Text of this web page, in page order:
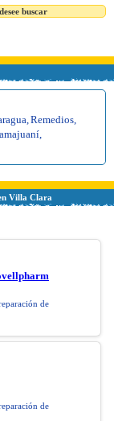
buscar
Remedios
Villa Clara
de
de